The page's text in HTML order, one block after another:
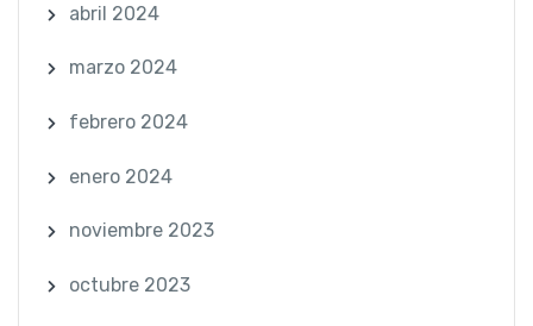
abril 2024
marzo 2024
febrero 2024
enero 2024
noviembre 2023
octubre 2023